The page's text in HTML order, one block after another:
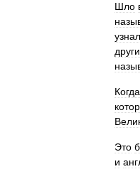
Шло
Когда
Это
и